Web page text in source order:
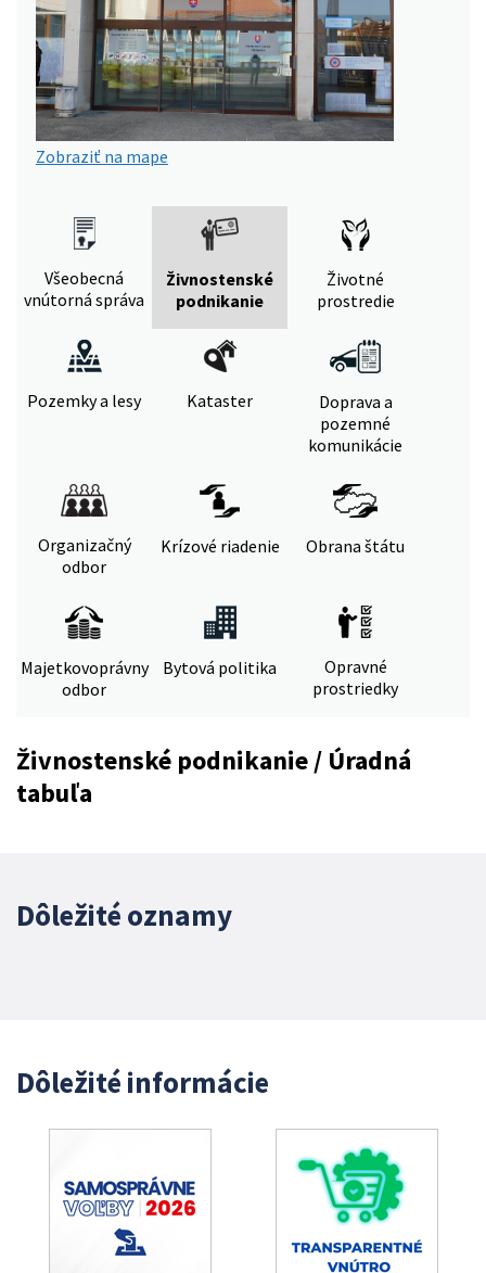
Zobraziť na mape
Všeobecná
vnútorná správa
Živnostenské
podnikanie
Životné
prostredie
Pozemky a lesy Kataster
Doprava a
pozemné
komunikácie
Organizačný
odbor
Krízové riadenie Obrana štátu
Majetkovoprávny
odbor
Bytová politika
Opravné
prostriedky
Živnostenské podnikanie / Úradná
tabuľa
Dôležité oznamy
Dôležité informácie